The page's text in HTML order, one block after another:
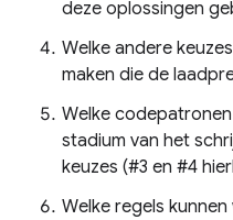
deze oplossingen
Welke andere
maken die de
Welke
stadium van het
keuzes (#3 en #4
Welke regels